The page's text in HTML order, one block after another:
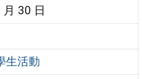
30 日
生活動